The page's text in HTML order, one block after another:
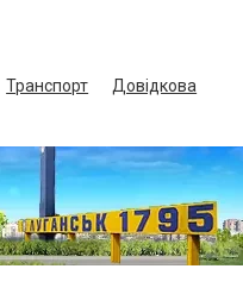
Транспорт
Довідкова